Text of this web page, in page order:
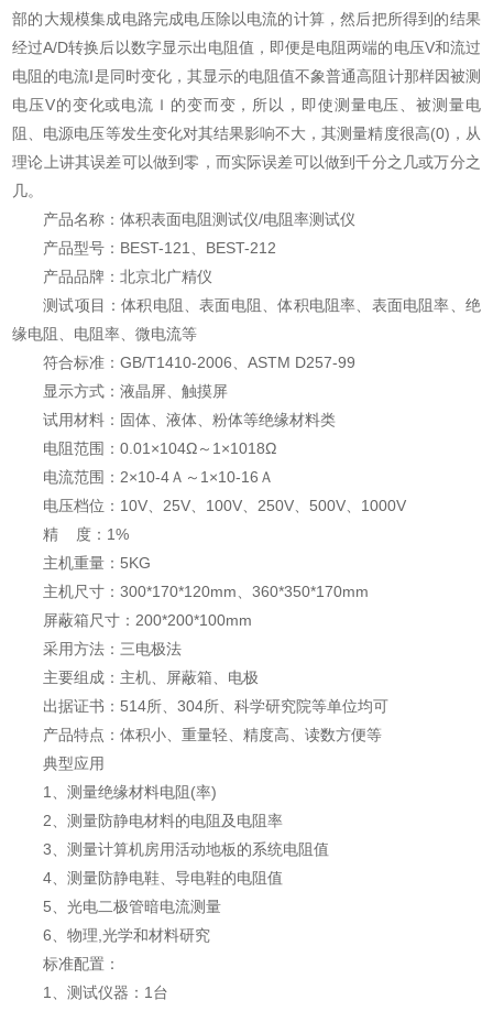
部的大规模集成电路完成电压除以电流的计算，然后把所得到的结果
经过A/D转换后以数字显示出电阻值，即便是电阻两端的电压V和流过
电阻的电流I是同时变化，其显示的电阻值不象普通高阻计那样因被测
电压V的变化或电流Ｉ的变而变，所以，即使测量电压、被测量电
阻、电源电压等发生变化对其结果影响不大，其测量精度很高(0)，从
理论上讲其误差可以做到零，而实际误差可以做到千分之几或万分之
几。
产品名称：体积表面电阻测试仪/电阻率测试仪
产品型号：BEST-121、BEST-212
产品品牌：北京北广精仪
测试项目：体积电阻、表面电阻、体积电阻率、表面电阻率、绝
缘电阻、电阻率、微电流等
符合标准：GB/T1410-2006、ASTM D257-99
显示方式：液晶屏、触摸屏
试用材料：固体、液体、粉体等绝缘材料类
电阻范围：0.01×104Ω～1×1018Ω
电流范围：2×10-4Ａ～1×10-16Ａ
电压档位：10V、25V、100V、250V、500V、1000V
精 度：1%
主机重量：5KG
主机尺寸：300*170*120mm、360*350*170mm
屏蔽箱尺寸：200*200*100mm
采用方法：三电极法
主要组成：主机、屏蔽箱、电极
出据证书：514所、304所、科学研究院等单位均可
产品特点：体积小、重量轻、精度高、读数方便等
典型应用
1、测量绝缘材料电阻(率)
2、测量防静电材料的电阻及电阻率
3、测量计算机房用活动地板的系统电阻值
4、测量防静电鞋、导电鞋的电阻值
5、光电二极管暗电流测量
6、物理,光学和材料研究
标准配置：
1、测试仪器：1台